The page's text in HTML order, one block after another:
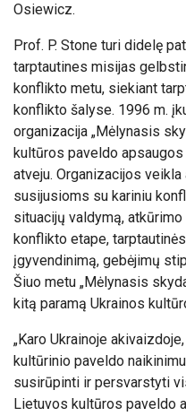
Osiewicz.
Prof. P. Stone turi didelę
tarptautines misijas
konflikto metu, siekiant
konflikto šalyse. 1996 m.
organizacija „Mėlynasis
kultūros paveldo
atveju. Organizacijos
susijusioms su kariniu
situacijų valdymą,
konflikto etape,
įgyvendinimą, gebėjimų
Šiuo metu „Mėlynasis
kitą paramą Ukrainos
„Karo Ukrainoje
kultūrinio paveldo
susirūpinti ir persvarstyti
Lietuvos kultūros paveldo